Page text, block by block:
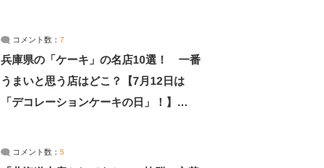
コメント数： 7
兵庫県の「ケーキ」の名店10選！ 一番
うまいと思う店はどこ？【7月12日は
「デコレーションケーキの日」！】
コメント数： 5